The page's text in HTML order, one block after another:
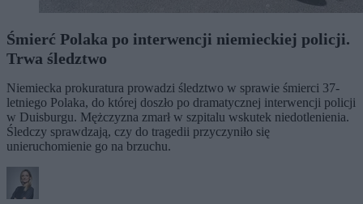
Śmierć Polaka po interwencji niemieckiej policji.
Trwa śledztwo
Niemiecka prokuratura prowadzi śledztwo w sprawie śmierci 37-
letniego Polaka, do której doszło po dramatycznej interwencji policji
w Duisburgu. Mężczyzna zmarł w szpitalu wskutek niedotlenienia.
Śledczy sprawdzają, czy do tragedii przyczyniło się
unieruchomienie go na brzuchu.